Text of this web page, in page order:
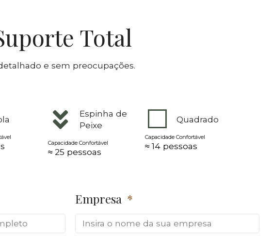
Total
e sem preocupações.
Espinha de
Peixe
Capacidade Confortável
≈ 25 pessoas
Quadrado
Capacidade Confortável
≈ 14 pessoas
Empresa